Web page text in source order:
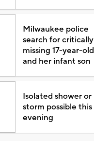
Milwaukee police
search for critically
missing 17-year-old
and her infant son
Isolated shower or
storm possible this
evening